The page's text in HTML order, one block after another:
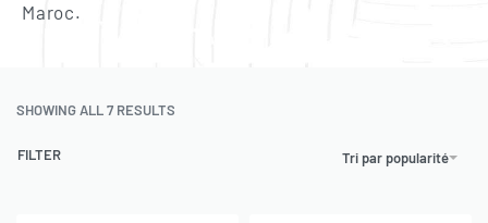
Maroc.
SHOWING ALL 7 RESULTS
Tri par popularité
FILTER